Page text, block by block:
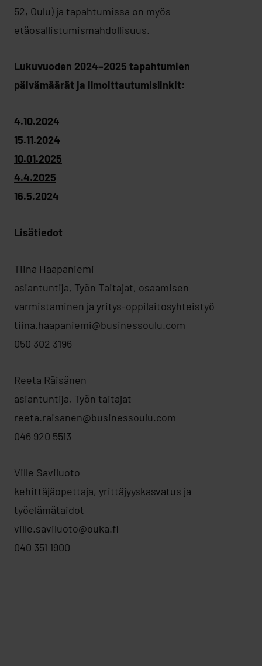
52, Oulu) ja tapahtumissa on myös
etäosallistumismahdollisuus.
Lukuvuoden 2024–2025 tapahtumien
päivämäärät ja ilmoittautumislinkit:
4.10.2024
15.11.2024
10.01.2025
4.4.2025
16.5.2024
Lisätiedot
Tiina Haapaniemi
asiantuntija, Työn Taitajat, osaamisen
varmistaminen ja yritys-oppilaitosyhteistyö
tiina.haapaniemi@businessoulu.com
050 302 3196
Reeta Räisänen
asiantuntija, Työn taitajat
reeta.raisanen@businessoulu.com
046 920 5513
Ville Saviluoto
kehittäjäopettaja, yrittäjyyskasvatus ja
työelämätaidot
ville.saviluoto@ouka.fi
040 351 1900